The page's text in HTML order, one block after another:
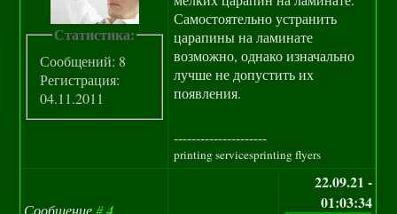
Статистика:
Сообщений: 8
Регистрация:
04.11.2011
Самостоятельно устранить
царапины на ламинате
возможно, однако изначально
лучше не допустить их
появления.
---------------------
printing servicesprinting flyers
Сообщение#
22.09.21 -
01:03:34